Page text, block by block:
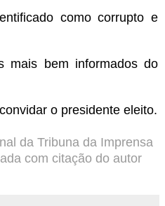
como corrupto e
mais bem informados do
o presidente eleito.
da Tribuna da Imprensa
com citação do autor